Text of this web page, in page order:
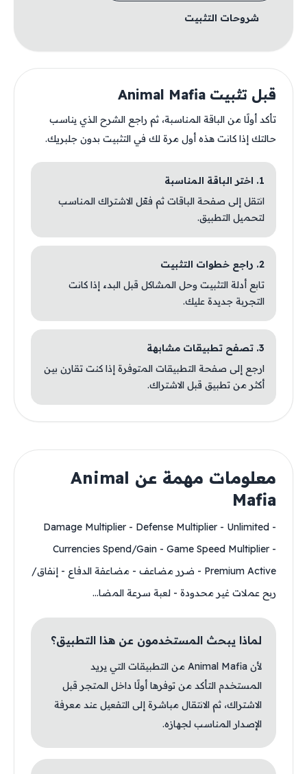
شروحات التثبيت
قبل تثبيت Animal Mafia
تأكد أولًا من الباقة المناسبة، ثم راجع الشرح الذي يناسب
حالتك إذا كانت هذه أول مرة لك في التثبيت بدون جلبريك.
1. اختر الباقة المناسبة
انتقل إلى صفحة الباقات ثم فعّل الاشتراك المناسب
لتحميل التطبيق.
2. راجع خطوات التثبيت
تابع أدلة التثبيت وحل المشاكل قبل البدء إذا كانت
التجربة جديدة عليك.
3. تصفح تطبيقات مشابهة
ارجع إلى صفحة التطبيقات المتوفرة إذا كنت تقارن بين
أكثر من تطبيق قبل الاشتراك.
معلومات مهمة عن Animal
Mafia
- Damage Multiplier - Defense Multiplier - Unlimited
Currencies Spend/Gain - Game Speed Multiplier -
Premium Active - ضرر مضاعف - مضاعفة الدفاع - إنفاق/
ربح عملات غير محدودة - لعبة سرعة المضا...
لماذا يبحث المستخدمون عن هذا التطبيق؟
لأن Animal Mafia من التطبيقات التي يريد
المستخدم التأكد من توفرها أولًا داخل المتجر قبل
الاشتراك، ثم الانتقال مباشرة إلى التفعيل عند معرفة
الإصدار المناسب لجهازه.